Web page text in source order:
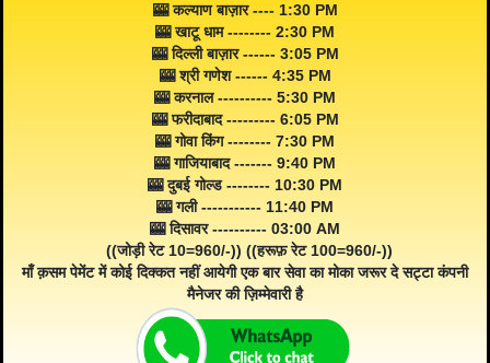
🎰 कल्याण बाज़ार ---- 1:30 PM
🎰 खाटू धाम -------- 2:30 PM
🎰 दिल्ली बाज़ार ------ 3:05 PM
🎰 श्री गणेश ------ 4:35 PM
🎰 करनाल ---------- 5:30 PM
🎰 फरीदाबाद --------- 6:05 PM
🎰 गोवा किंग -------- 7:30 PM
🎰 गाजियाबाद ------- 9:40 PM
🎰 दुबई गोल्ड -------- 10:30 PM
🎰 गली ----------- 11:40 PM
🎰 दिसावर ---------- 03:00 AM
((जोड़ी रेट 10=960/-)) ((हरूफ़ रेट 100=960/-))
माँ क़सम पेमेंट में कोई दिक्कत नहीं आयेगी एक बार सेवा का मोका जरूर दे सट्टा कंपनी
मैनेजर की ज़िम्मेवारी है